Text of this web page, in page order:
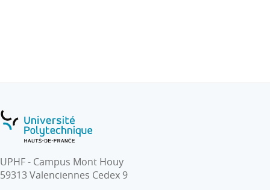
UPHF - Campus Mont Houy
59313 Valenciennes Cedex 9